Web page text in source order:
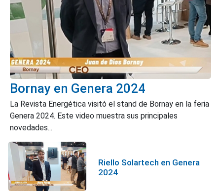
Bornay en Genera 2024
La Revista Energética visitó el stand de Bornay en la feria
Genera 2024. Este video muestra sus principales
novedades...
Riello Solartech en Genera
2024